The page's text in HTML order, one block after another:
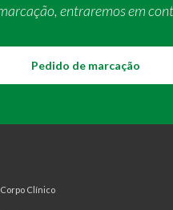
entraremos em
Pedido de marcação
Corpo Clínico